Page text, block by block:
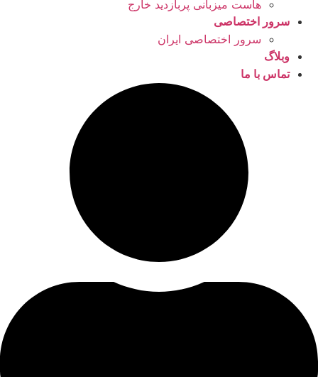
هاست میزبانی پربازدید خارج
سرور اختصاصی
سرور اختصاصی ایران
وبلاگ
تماس با ما